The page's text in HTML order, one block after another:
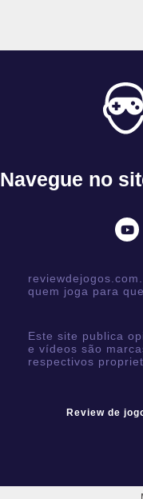
Navegue no
quem joga para
Este site publica
e vídeos são
respectivos
Review de